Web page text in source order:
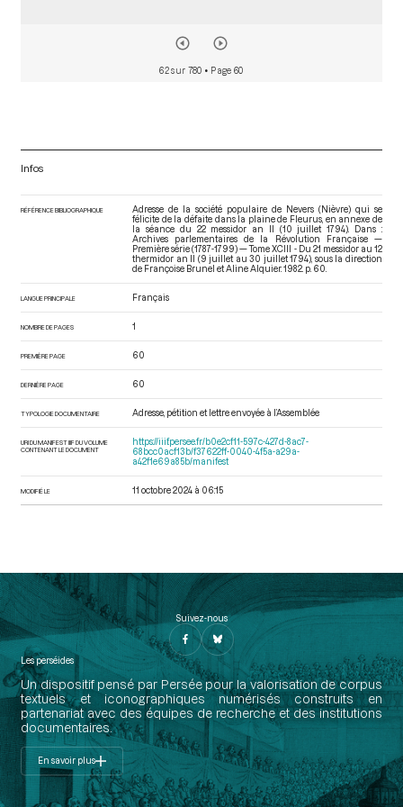
62 sur 780 • Page 60
Infos
RÉFÉRENCE BIBLIOGRAPHIQUE
Adresse de la société populaire de Nevers (Nièvre) qui se
félicite de la défaite dans la plaine de Fleurus, en annexe de
la séance du 22 messidor an II (10 juillet 1794). Dans :
Archives parlementaires de la Révolution Française —
Première série (1787-1799) — Tome XCIII - Du 21 messidor au 12
thermidor an II (9 juillet au 30 juillet 1794) , sous la direction
de Françoise Brunel et Aline Alquier. 1982. p. 60.
LANGUE PRINCIPALE Français
NOMBRE DE PAGES 1
PREMIÈRE PAGE 60
DERNIÈRE PAGE 60
TYPOLOGIE DOCUMENTAIRE Adresse, pétition et lettre envoyée à l’Assemblée
URI DU MANIFEST IIIF DU VOLUME
CONTENANT LE DOCUMENT
https://iiif.persee.fr/b0e2cf11-597c-427d-8ac7-
68bcc0acf13b/f37622ff-0040-4f5a-a29a-
a42f1e69a85b/manifest
MODIFIÉ LE 11 octobre 2024 à 06:15
Suivez-nous
Les perséides
Un dispositif pensé par Persée pour la valorisation de corpus
textuels et iconographiques numérisés construits en
partenariat avec des équipes de recherche et des institutions
documentaires.
En savoir plus